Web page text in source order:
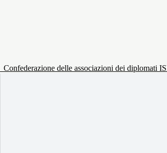
Confederazione delle associazioni dei diplomati